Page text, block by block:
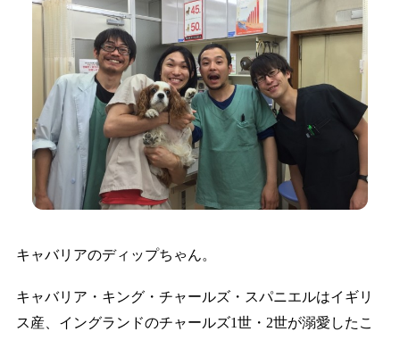
キャバリアのディップちゃん。
キャバリア・キング・チャールズ・スパニエルはイギリ
ス産、イングランドのチャールズ1世・2世が溺愛したこ